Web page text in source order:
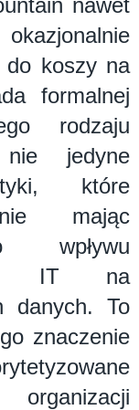
nawet
do koszy na
formalnej
rodzaju
jedyne
które
mając
wpływu
IT na
danych. To
znaczenie